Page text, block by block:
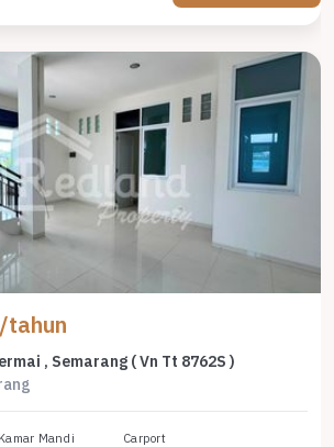
tahun
, Semarang ( Vn Tt 8762S )
Kamar Mandi Carport